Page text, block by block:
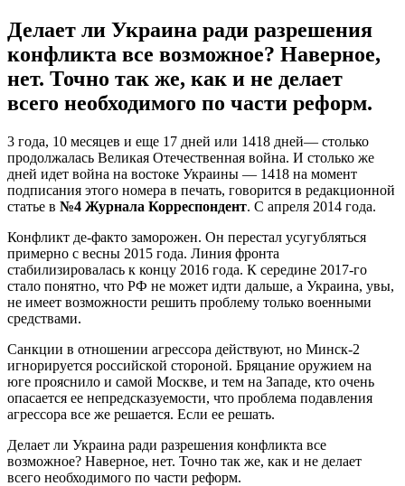
Делает ли Украина ради разрешения
конфликта все возможное? Наверное,
нет. Точно так же, как и не делает
всего необходимого по части реформ.
3 года, 10 месяцев и еще 17 дней или 1418 дней— столько
продолжалась Великая Отечественная война. И cтолько же
дней идет война на востоке Украины — 1418 на момент
подписания этого номера в печать, говорится в редакционной
статье в №4 Журнала Корреспондент. С апреля 2014 года.
Конфликт де-факто заморожен. Он перестал усугубляться
примерно с весны 2015 года. Линия фронта
стабилизировалась к концу 2016 года. К середине 2017-го
стало понятно, что РФ не может идти дальше, а Украина, увы,
не имеет возможности решить проблему только военными
средствами.
Санкции в отношении агрессора действуют, но Минск-2
игнорируется российской стороной. Бряцание оружием на
юге прояснило и самой Москве, и тем на Западе, кто очень
опасается ее непредсказуемости, что проблема подавления
агрессора все же решается. Если ее решать.
Делает ли Украина ради разрешения конфликта все
возможное? Наверное, нет. Точно так же, как и не делает
всего необходимого по части реформ.